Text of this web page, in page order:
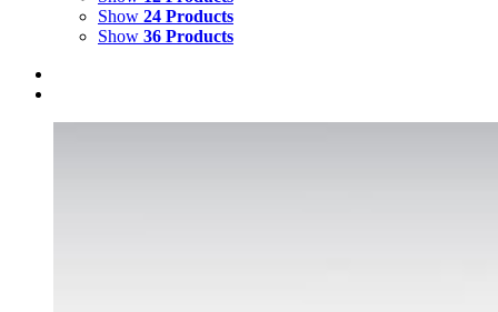
Show 24 Products
Show 36 Products